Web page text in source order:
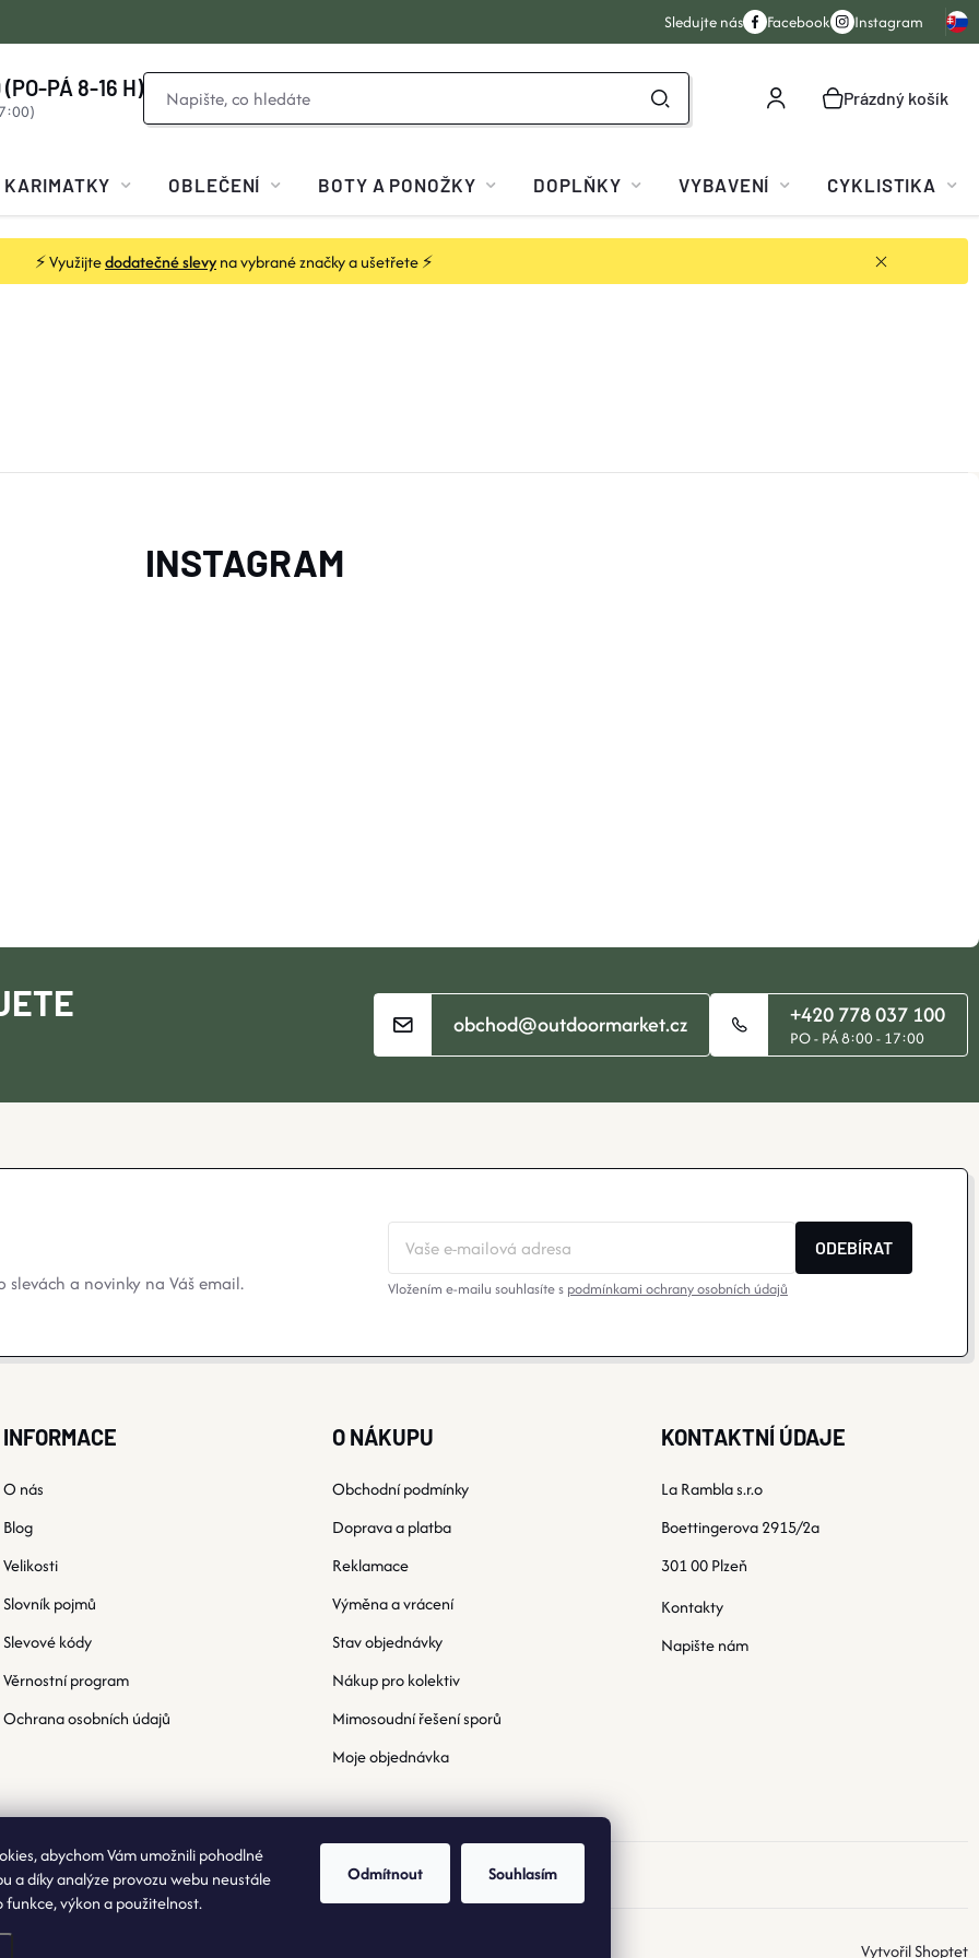
abychom Vám umožnili pohodlné
a díky analýze provozu webu neustále
funkce, výkon a použitelnost.
Odmítnout Souhlasím
⚡ Využijtedodatečné slevyna vybrané značky a ušetřete ⚡
Sledujte nás Facebook Instagram
NÁKUPNÍ
Prázdný košík
PÁ 8-16 H)
KARIMATKY OBLEČENÍ BOTY A PONOŽKY DOPLŇKY VYBAVENÍ CYKLISTIKA
obchod@outdoormarket.cz +420 778 037 100
PO - PÁ 8:00 - 17:00
INSTAGRAM
a novinky na Váš email.
ODEBÍRAT
Vložením e-mailu souhlasíte s podmínkami ochrany osobních údajů
INFORMACE
O nás
Blog
Velikosti
Slovník pojmů
Slevové kódy
Věrnostní program
Ochrana osobních údajů
O NÁKUPU
Obchodní podmínky
Doprava a platba
Reklamace
Výměna a vrácení
Stav objednávky
Nákup pro kolektiv
Mimosoudní řešení sporů
Moje objednávka
KONTAKTNÍ ÚDAJE
La Rambla s.r.o
Boettingerova 2915/2a
301 00 Plzeň
Kontakty
Napište nám
Vytvořil Shoptet